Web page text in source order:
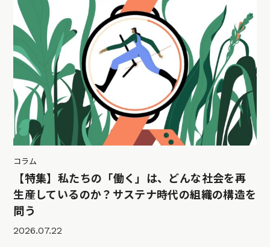
コラム
【特集】私たちの「働く」は、どんな社会を再
生産しているのか？サステナ時代の組織の構造を
問う
2026.07.22